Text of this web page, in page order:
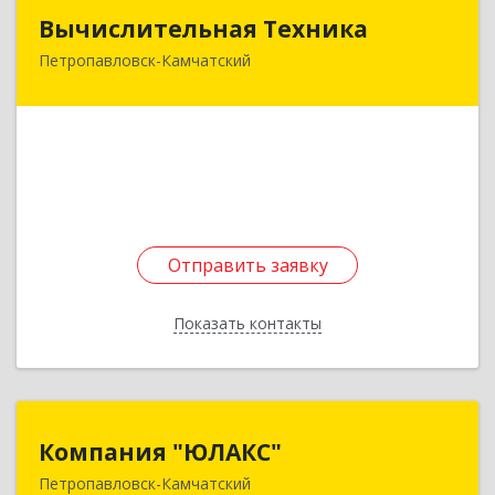
Вычислительная Техника
Петропавловск-Камчатский
Отправить заявку
Показать контакты
683032, Камчатский край, Петропавловск-
Отправить заявку
Назад
Компания "ЮЛАКС"
Петропавловск-Камчатский
683000, Камчатский край, Петропавловск-